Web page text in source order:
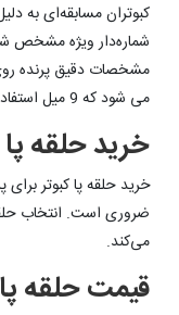
کبوتران مسابقه‌ای به
شماره‌دار ویژه مشخص
مشخصات دقیق پرنده روی
می شود که 9 میل استفاده شود.
خرید حلقه پا
خرید حلقه پا کبوتر
ضروری است. انتخاب
می‌کند.
قیمت حلقه